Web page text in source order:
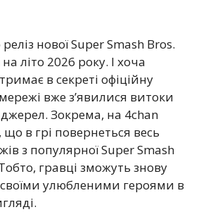
нової Super Smash Bros.
літо 2026 року. І хоча
в секреті офіційну
вже з’явилися витоки
Зокрема, на 4chan
в грі повернеться весь
з популярної Super Smash
гравці зможуть знову
улюбленими героями в